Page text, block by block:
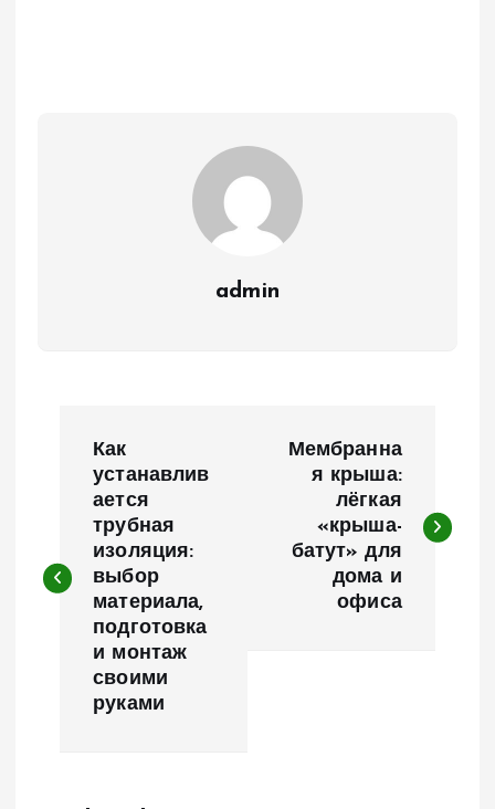
admin
и
Как
устанавлив
ается
трубная
изоляция:
выбор
материала,
подготовка
и монтаж
своими
руками
Мембранна
я крыша:
лёгкая
«крыша-
батут» для
дома и
офиса